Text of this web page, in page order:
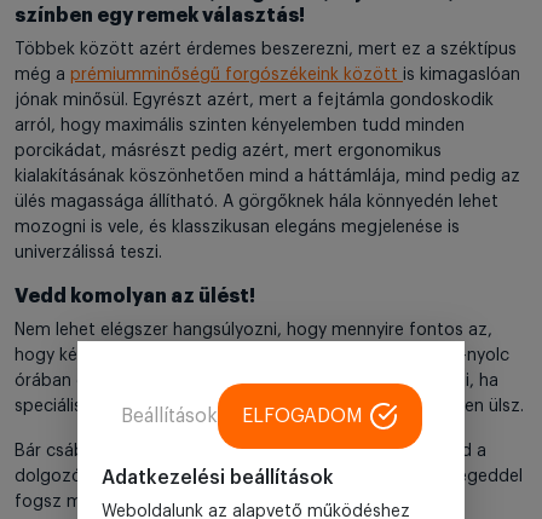
színben egy remek választás!
Többek között azért érdemes beszerezni, mert ez a széktípus
még a prémiumminőségű forgószékeink között is kimagaslóan
jónak minősül. Egyrészt azért, mert a fejtámla gondoskodik
arról, hogy maximális szinten kényelemben tudd minden
porcikádat, másrészt pedig azért, mert ergonomikus
kialakításának köszönhetően mind a háttámlája, mind pedig az
ülés magassága állítható. A görgőknek hála könnyedén lehet
mozogni is vele, és klasszikusan elegáns megjelenése is
univerzálissá teszi.
Vedd komolyan az ülést!
Nem lehet elégszer hangsúlyozni, hogy mennyire fontos az,
hogy kényelmesen és helyesen ülj, amikor napi négy-hat-nyolc
órában dolgozol. Ezt pedig csakis akkor tudod megtenni, ha
speciálisan munkavégzésre kialakított irodai forgószékben ülsz.
Bár csábító a gondolat, hogy a konyhai székkel megúszd a
dolgozósarok kialakítását, ha ezen spórolsz, az egészségeddel
fogsz megfizetni érte.
Adatkezelési beállítások
Weboldalunk az alapvető működéshez
Beállítások ELFOGADOM